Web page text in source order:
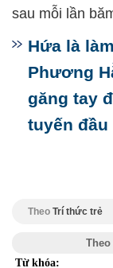
sau mỗi lần
Hứa là
Phương
găng tay
tuyến
Theo Trí thức trẻ
Từ khóa: